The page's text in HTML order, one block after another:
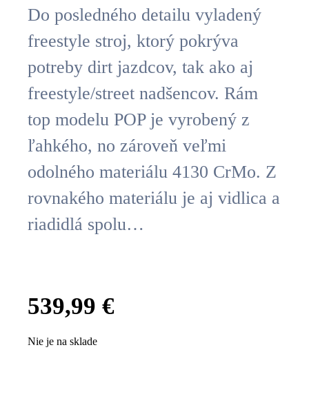
Do posledného detailu vyladený
freestyle stroj, ktorý pokrýva
potreby dirt jazdcov, tak ako aj
freestyle/street nadšencov. Rám
top modelu POP je vyrobený z
ľahkého, no zároveň veľmi
odolného materiálu 4130 CrMo. Z
rovnakého materiálu je aj vidlica a
riadidlá spolu…
539,99 €
Nie je na sklade